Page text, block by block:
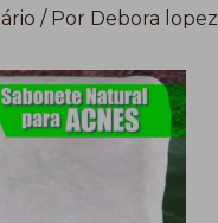
/ Por Debora lopez